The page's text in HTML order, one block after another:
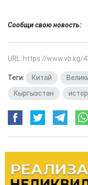
Сообщи свою новость:
URL: https://www.vb.kg/
Теги: Китай
Кыргызстан